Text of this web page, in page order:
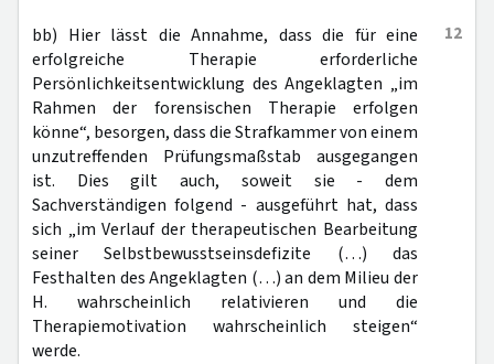
12
bb) Hier lässt die Annahme, dass die für eine
erfolgreiche Therapie erforderliche
Persönlichkeitsentwicklung des Angeklagten „im
Rahmen der forensischen Therapie erfolgen
könne“, besorgen, dass die Strafkammer von einem
unzutreffenden Prüfungsmaßstab ausgegangen
ist. Dies gilt auch, soweit sie - dem
Sachverständigen folgend - ausgeführt hat, dass
sich „im Verlauf der therapeutischen Bearbeitung
seiner Selbstbewusstseinsdefizite (…) das
Festhalten des Angeklagten (…) an dem Milieu der
H. wahrscheinlich relativieren und die
Therapiemotivation wahrscheinlich steigen“
werde.